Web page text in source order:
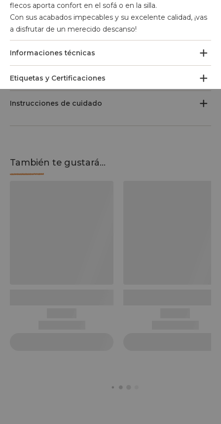
flecos aporta confort en el sofá o en la silla.
Con sus acabados impecables y su excelente calidad, ¡vas
a disfrutar de un merecido descanso!
Informaciones técnicas
Etiquetas y Certificaciones
Instrucciones de cuidado
También te gustará...